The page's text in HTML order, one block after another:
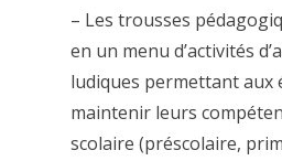
– Les trousses
en un menu d’activités
ludiques permettant aux
maintenir leurs
scolaire (préscolaire,